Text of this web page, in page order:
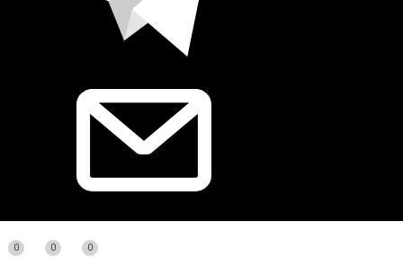
0 0 0